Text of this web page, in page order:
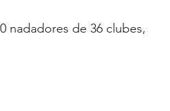
nadadores de 36 clubes,